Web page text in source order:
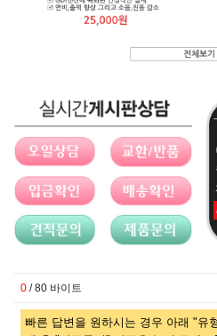
0 / 80 바이트